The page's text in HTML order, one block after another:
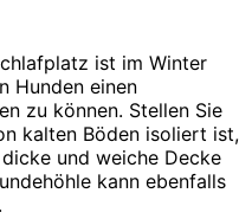
ist im Winter
Hunden einen
zu können. Stellen Sie
kalten Böden isoliert ist,
und weiche Decke
kann ebenfalls